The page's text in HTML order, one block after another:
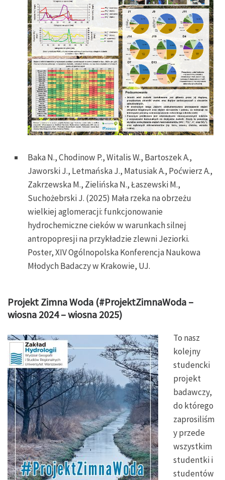
Baka N., Chodinow P., Witalis W., Bartoszek A.,
Jaworski J., Letmańska J., Matusiak A., Poćwierz A.,
Zakrzewska M., Zielińska N., Łaszewski M.,
Suchożebrski J. (2025) Mała rzeka na obrzeżu
wielkiej aglomeracji: funkcjonowanie
hydrochemiczne cieków w warunkach silnej
antropopresji na przykładzie zlewni Jeziorki.
Poster, XIV Ogólnopolska Konferencja Naukowa
Młodych Badaczy w Krakowie, UJ.
Projekt Zimna Woda (#ProjektZimnaWoda –
wiosna 2024 – wiosna 2025)
To nasz
kolejny
studencki
projekt
badawczy,
do którego
zaprosiliśm
y przede
wszystkim
studentki i
studentów